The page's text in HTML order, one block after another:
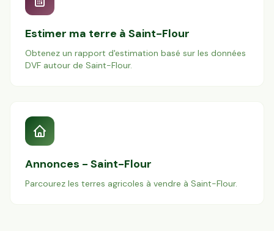
Estimer ma terre à Saint-Flour
Obtenez un rapport d'estimation basé sur les données
DVF autour de Saint-Flour.
Annonces - Saint-Flour
Parcourez les terres agricoles à vendre à Saint-Flour.